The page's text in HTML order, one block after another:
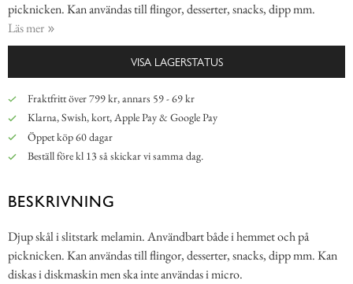
picknicken. Kan användas till flingor, desserter, snacks, dipp mm.
Läs mer
VISA LAGERSTATUS
Fraktfritt över 799 kr, annars 59 - 69 kr
Klarna, Swish, kort, Apple Pay & Google Pay
Öppet köp 60 dagar
Beställ före kl 13 så skickar vi samma dag.
BESKRIVNING
Djup skål i slitstark melamin. Användbart både i hemmet och på
picknicken. Kan användas till flingor, desserter, snacks, dipp mm. Kan
diskas i diskmaskin men ska inte användas i micro.